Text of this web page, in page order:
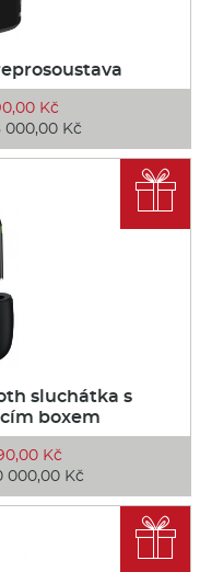
Kč
000,00 Kč
sluchátka s
boxem
Kč
000,00 Kč

